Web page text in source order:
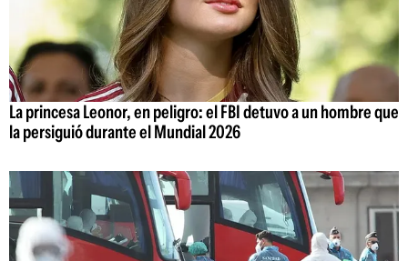
La princesa Leonor, en peligro: el FBI detuvo a un hombre que
la persiguió durante el Mundial 2026